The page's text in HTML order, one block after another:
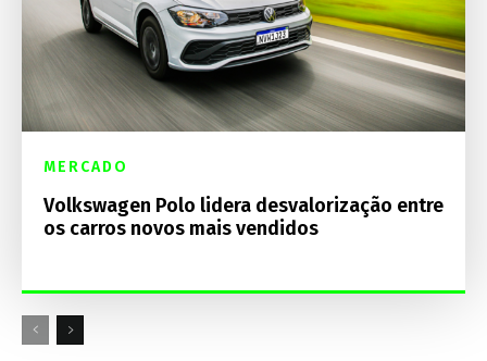
MERCADO
Volkswagen Polo lidera desvalorização entre
os carros novos mais vendidos